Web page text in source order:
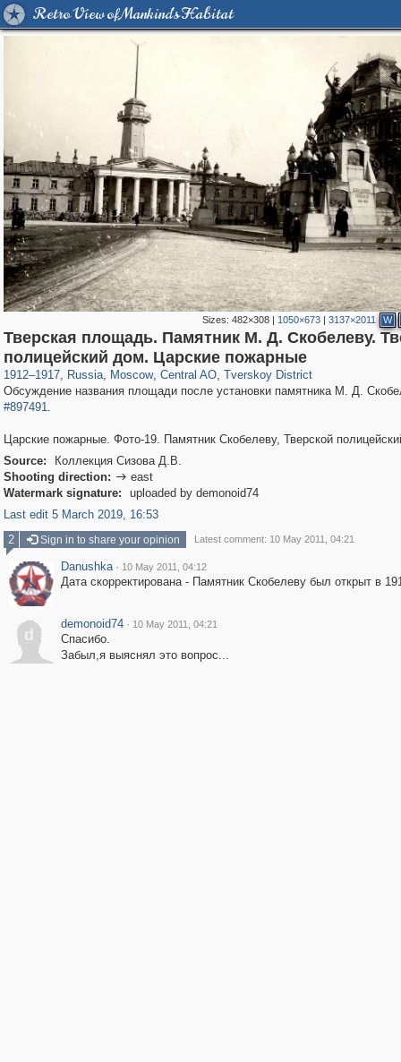
Retro View of Mankind's Habitat
Sizes:482×308 | 1050×673 |3137×2011 W
Тверская площадь. Памятник М. Д. Скобелеву.
полицейский дом. Царские пожарные
1912–1917, Russia
1,406,716 29,243
, Moscow
319,864 8,286
, Central AO
160,011 5,916
, Tverskoy District
53,052 2,283
Обсуждение названия площади после установки памятника М. Д.
#897491.
Царские пожарные. Фото-19. Памятник Скобелеву, Тверской
Source:
Коллекция Сизова Д.В.
Shooting direction:  east
Watermark signature:
uploaded by demonoid74
Last edit 5 March 2019, 16:53
2
Sign in to share your opinion Latest comment: 10 May 2011, 04:21
Danushka · 10 May 2011, 04:12
Дата скорректирована - Памятник Скобелеву был открыт в
d
demonoid74 · 10 May 2011, 04:21
Спасибо.
Забыл,я выяснял это вопрос...